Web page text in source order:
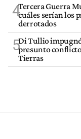
4Tercera Guerra
cuáles serían los
derrotados
5Di Tullio
presunto conflicto
Tierras